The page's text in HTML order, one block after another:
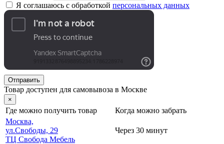
Я соглашаюсь с обработкой персональных данных
Отправить
Товар доступен для самовывоза в Москве
×
Где можно получить товар
Когда можно забрать
Москва,
ул.Свободы, 29
ТЦ Свобода Мебель
Через 30 минут